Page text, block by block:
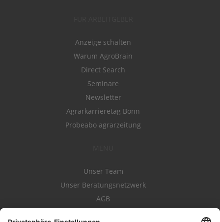
Anzeige schalten
Warum AgroBrain
Direct Search
Seminare
Newsletter
Agrarkarrieretag Bonn
Probeabo agrarzeitung
Unser Team
Unser Beratungsnetzwerk
AGB